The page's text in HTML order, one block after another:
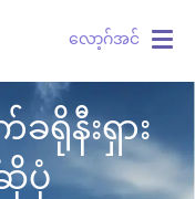
လော့ဂ်အင်
နီးရှား
ပုံ